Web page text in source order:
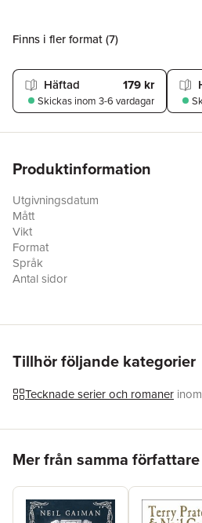
Finns i fler format (7)
Häftad 179 kr
Skickas inom 3-6 vardagar
Produktinformation
Utgivningsdatum
Mått
Vikt
Format
Språk
Antal sidor
ISBN
Tillhör följande kategorier
Tecknade serier och romaner inom
Mer från samma författare